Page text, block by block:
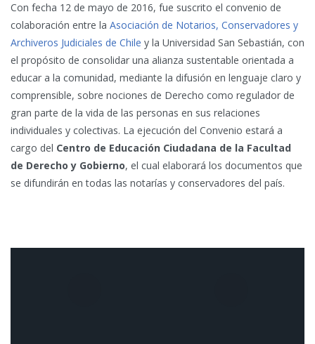
Con fecha 12 de mayo de 2016, fue suscrito el convenio de
colaboración entre la Asociación de Notarios, Conservadores y
Archiveros Judiciales de Chile y la Universidad San Sebastián, con
el propósito de consolidar una alianza sustentable orientada a
educar a la comunidad, mediante la difusión en lenguaje claro y
comprensible, sobre nociones de Derecho como regulador de
gran parte de la vida de las personas en sus relaciones
individuales y colectivas. La ejecución del Convenio estará a
cargo del Centro de Educación Ciudadana de la Facultad
de Derecho y Gobierno, el cual elaborará los documentos que
se difundirán en todas las notarías y conservadores del país.